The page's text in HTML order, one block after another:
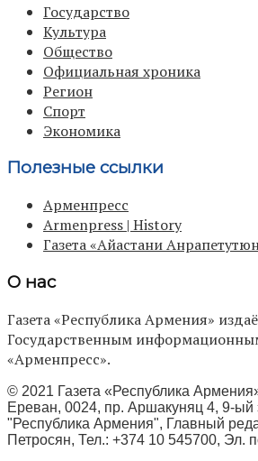
Государство
Культура
Общество
Официальная хроника
Регион
Спорт
Экономика
Полезные ссылки
Арменпресс
Armenpress | History
Газета «Айастани
О нас
Газета «Республика Армения»
Государственным
«Арменпресс».
© 2021 Газета «Республика
Ереван, 0024, пр. Аршакуняц 4, 9-ый
"Республика Армения", Главный
Петросян, Тел.: +374 10 545700, Эл.